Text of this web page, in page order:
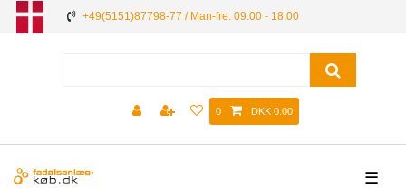
+49(5151)87798-77 / Man-fre: 09:00 - 18:00
0 DKK 0.00
☰